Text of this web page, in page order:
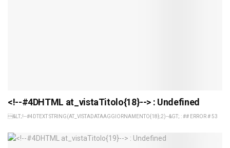
<!--#4DHTML at_vistaTitolo{18}--> : Undefined
&LT;!--#4DTEXT STRING(AT_VISTADATAAGGIORNAMENTO{18};2)--&GT; : ## ERROR # 53